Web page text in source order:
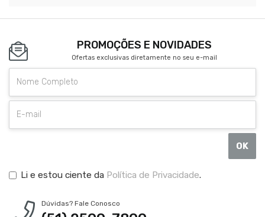
PROMOÇÕES E NOVIDADES
Ofertas exclusivas diretamente no seu e-mail
OK
Li e estou ciente da Política de Privacidade.
Dúvidas? Fale Conosco